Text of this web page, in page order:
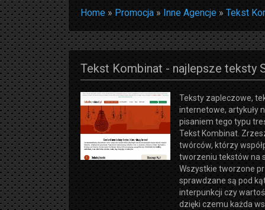
Home»Promocja» Inne Agencje»Tekst
Tekst Kombinat - najlepsze teksty
Teksty zapleczowe,
internetowe, artykuły
pisaniem tego typu
Tekst Kombinat.
twórców, którzy
tworzeniu tekstów na
Wszystkie tworzone
sprawdzane są pod
interpunkcji czy
dzięki czemu każda